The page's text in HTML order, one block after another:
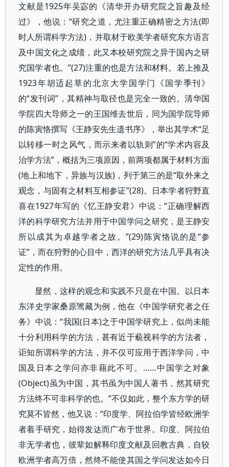
文献是1925年吴宓的《清华开办研究院之旨趣及经
过》，他说：“研究之道，尤注重正确精密之方法(即
时人所谓科学方法)，并取材于欧美学者研究东方语言
及中国文化之成绩，此又本校研究院之异于国内之研
究国学者也。”(27)注重的也是方法和材料。若上推及
1923年胡适起草的北京大学国学门《国学季刊》
的“发刊词”，其精神与取径也是完全一致的。清华国
学院四大导师之一的王国维去世后，同为国学院导师
的陈寅恪撰写《王静安先生遗书序》，举出其学术“足
以转移一时之风气，而示来者以轨则”的“学术内容及
治学方法”，概括为三项原因，前两项都属于材料方面
(地上和地下，异族与汉族)，列于第三的是“取外来之
观念，与固有之材料互相参证”(28)。日本学者狩野直
喜在1927年写的《忆王静安君》中说：“正确理解西
洋的科学研究方法并用于中国学问之研究，是王静安
所以成其为卓越学者之故。”(29)陈寅恪说的是“参
证”，而在狩野的心目中，西洋的研究方法几乎具有决
定性的作用。
显然，这样的观念和实践不只是在中国。以日本
东洋史学家桑原骘藏为例，他在《中国学研究者之任
务》中说：“我国(日本)之于中国学研究上，似尚未能
十分利用科学的方法，甚有近于藐视科学的方法者，
讵知所谓科学的方法，并不仅可应用于西洋学问，中
国及日本之学问亦非藉此不可。……中国学之对象
(Object)虽为中国，其书虽为中国人著书，然其研究
方法终不可非科学的也。”不仅如此，整个东方学的研
究莫不皆然，他又说：“印度学、阿拉伯学皆经欧洲学
者着手研究，始得发达而广布于世界。印度、阿拉伯
非无学者也，彼辈如解释印度文献及回教古典，自较
欧洲学者高万倍，然终不能使其国之学问发达如今日